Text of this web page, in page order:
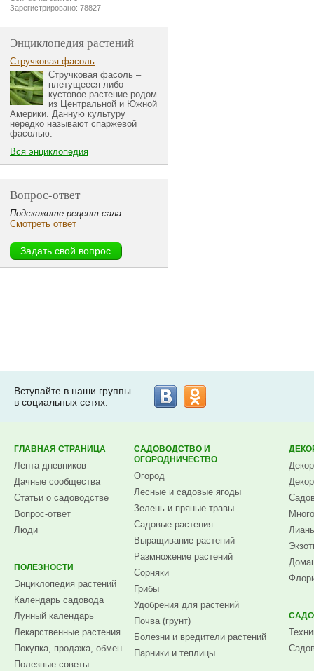
Зарегистрировано: 78827
Энциклопедия растений
Стручковая фасоль
Стручковая фасоль –
плетущееся либо
кустовое растение родом
из Центральной и Южной
Америки. Данную культуру
нередко называют спаржевой
фасолью.
Вся энциклопедия
Вопрос-ответ
Подскажите рецепт сала
Смотреть ответ
Вступайте в наши группы
в социальных сетях:
ГЛАВНАЯ СТРАНИЦА
Лента дневников
Дачные сообщества
Статьи о садоводстве
Вопрос-ответ
Люди
ПОЛЕЗНОСТИ
Энциклопедия растений
Календарь садовода
Лунный календарь
Лекарственные растения
Покупка, продажа, обмен
Полезные советы
САДОВОДСТВО И
ОГОРОДНИЧЕСТВО
Огород
Лесные и садовые ягоды
Зелень и пряные травы
Садовые растения
Выращивание растений
Размножение растений
Сорняки
Грибы
Удобрения для растений
Почва (грунт)
Болезни и вредители растений
Парники и теплицы